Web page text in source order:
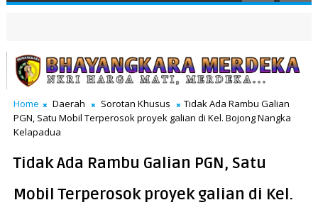
Home Daerah Sorotan Khusus
Tidak Ada Rambu Galian
PGN, Satu Mobil Terperosok proyek galian di Kel. Bojong Nangka
Kelapadua
Tidak Ada Rambu Galian PGN, Satu
Mobil Terperosok proyek galian di Kel.